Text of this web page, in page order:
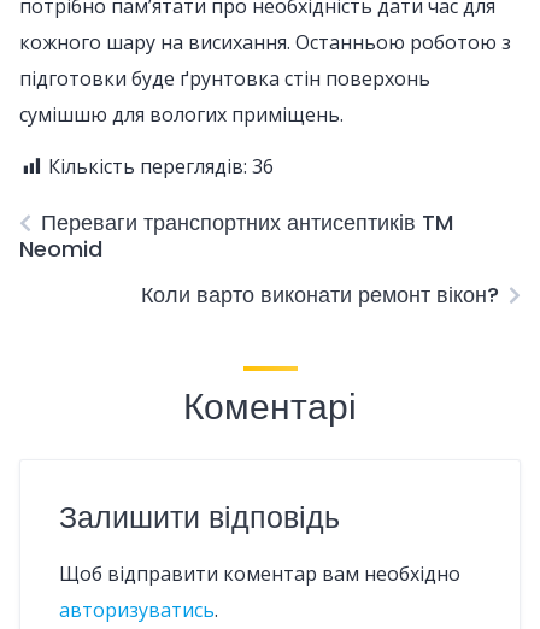
потрібно пам’ятати про необхідність дати час для
кожного шару на висихання. Останньою роботою з
підготовки буде ґрунтовка стін поверхонь
сумішшю для вологих приміщень.
Кількість переглядів: 36
Переваги транспортних антисептиків TM
Neomid
Коли варто виконати ремонт вікон?
Коментарі
Залишити відповідь
Щоб відправити коментар вам необхідно
авторизуватись.